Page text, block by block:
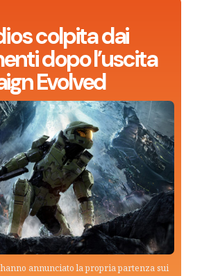
colpita dai
dopo l’uscita
Evolved
annunciato la propria partenza sui